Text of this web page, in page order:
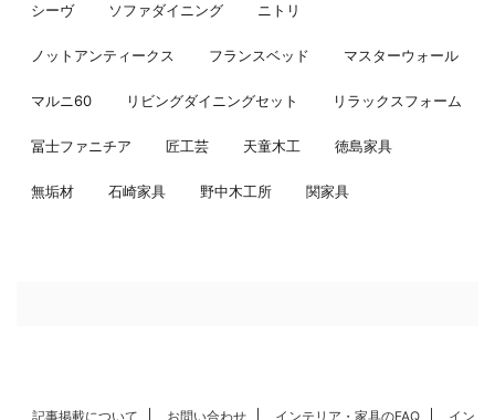
シーヴ ソファダイニング ニトリ
ノットアンティークス フランスベッド マスターウォール
マルニ60 リビングダイニングセット リラックスフォーム
冨士ファニチア 匠工芸 天童木工 徳島家具
無垢材 石崎家具 野中木工所 関家具
記事掲載について お問い合わせ インテリア・家具のFAQ イン